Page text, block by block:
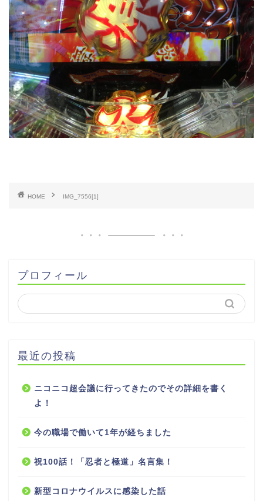
HOME IMG_7556[1]
プロフィール
最近の投稿
ニコニコ超会議に行ってきたのでその詳細を書く
よ！
今の職場で働いて1年が経ちました
祝100話！「忍者と極道」名言集！
新型コロナウイルスに感染した話